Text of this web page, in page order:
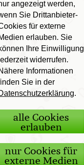
angezeigt werden,
Sie Drittanbieter-
für externe
erlauben. Sie
Ihre Einwilligung
widerrufen.
Informationen
Sie in der
.
alle Cookies
erlauben
nur Cookies für
externe Medien